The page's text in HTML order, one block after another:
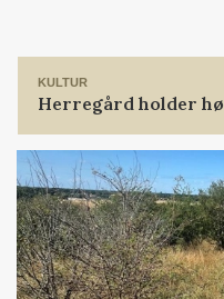
KULTUR
Herregård holder